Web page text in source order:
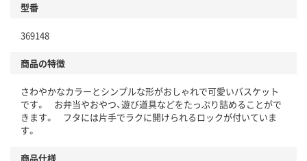
型番
369148
商品の特徴
さわやかなカラーとシンプルな形がおしゃれで可愛いバスケット
です。 お弁当やおやつ、遊び道具などをたっぷり詰めることがで
きます。 フタには片手でラクに開けられるロックが付いていま
す。
商品仕様